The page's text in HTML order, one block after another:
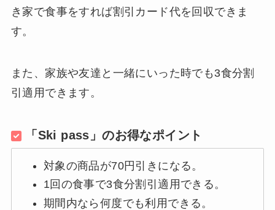
き家で食事をすれば割引カード代を回収できま
す。
また、家族や友達と一緒にいった時でも3食分割
引適用できます。
「Ski pass」のお得なポイント
対象の商品が70円引きになる。
1回の食事で3食分割引適用できる。
期間内なら何度でも利用できる。